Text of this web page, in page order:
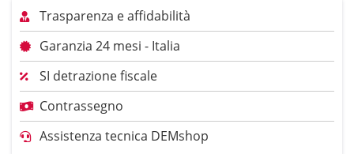
Trasparenza e affidabilità
Garanzia 24 mesi - Italia
SI detrazione fiscale
Contrassegno
Assistenza tecnica DEMshop